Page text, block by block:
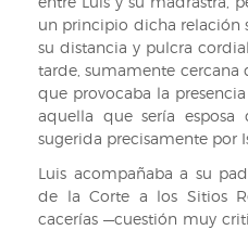
un principio dicha relación
su distancia y pulcra
tarde, sumamente
que provocaba la
aquella que sería
sugerida precisamente por
Luis acompañaba a su
de la Corte a los Sitios
cacerías —cuestión muy